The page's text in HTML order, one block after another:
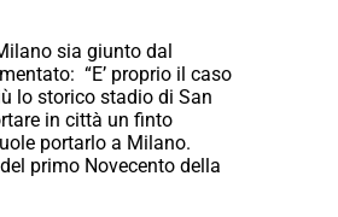
sia giunto dal
“E’ proprio il caso
lo storico stadio di San
in città un finto
portarlo a Milano.
primo Novecento della